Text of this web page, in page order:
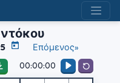
Επόμενος»
00:00:00